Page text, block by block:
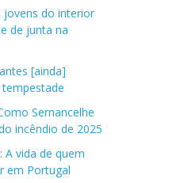
jovens do interior
de junta na
[ainda]
Sernancelhe
incêndio de 2025
A vida de quem
em Portugal